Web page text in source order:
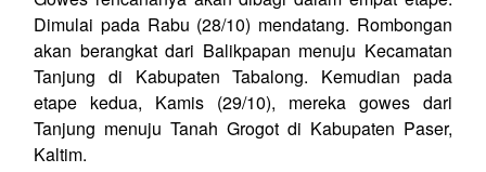
Dimulai pada Rabu (28/10) mendatang. Rombongan
akan berangkat dari Balikpapan menuju Kecamatan
Tanjung di Kabupaten Tabalong. Kemudian pada
etape kedua, Kamis (29/10), mereka gowes dari
Tanjung menuju Tanah Grogot di Kabupaten Paser,
Kaltim.